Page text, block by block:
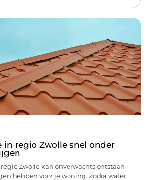
in regio Zwolle snel onder
Zwolle kan onverwachts ontstaan
hebben voor je woning. Zodra water